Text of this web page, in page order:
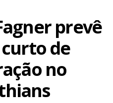
prevê
de
no